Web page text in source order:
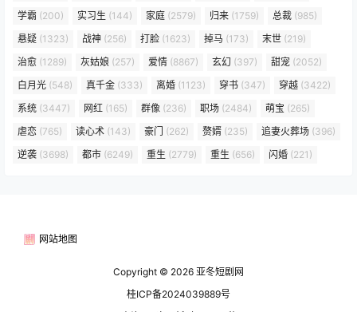
学霸 (200) 实习生 (144) 家庭 (2579) 归来 (1759) 总裁 (985)
悬疑 (1323) 战神 (256) 打脸 (1623) 掉马 (173) 末世 (219)
治愈 (1289) 灰姑娘 (257) 爱情 (8867) 玄幻 (397) 甜宠 (2052)
白月光 (548) 真千金 (333) 离婚 (1123) 穿书 (347) 穿越 (3422)
系统 (3447) 网红 (165) 群像 (236) 职场 (2484) 萌宝 (265)
虐恋 (765) 读心术 (143) 豪门 (262) 赘婿 (235) 追妻火葬场 (396)
逆袭 (3698) 都市 (6249) 重生 (2779) 重生 (656) 闪婚 (221)
网站地图
Copyright © 2026 亚冬短剧网
桂ICP备2024039889号